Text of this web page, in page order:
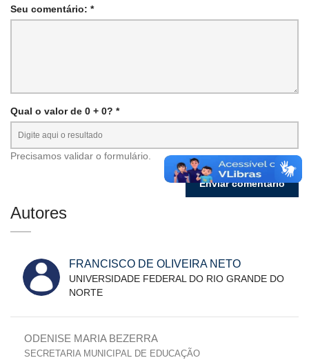
Seu comentário: *
Qual o valor de 0 + 0? *
Precisamos validar o formulário.
Autores
FRANCISCO DE OLIVEIRA NETO
UNIVERSIDADE FEDERAL DO RIO GRANDE DO
NORTE
ODENISE MARIA BEZERRA
SECRETARIA MUNICIPAL DE EDUCAÇÃO